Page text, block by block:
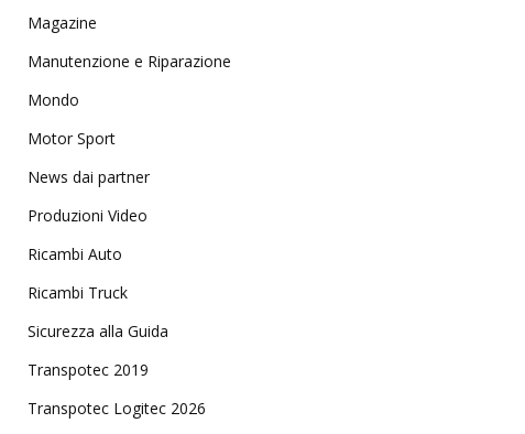
Magazine
Manutenzione e Riparazione
Mondo
Motor Sport
News dai partner
Produzioni Video
Ricambi Auto
Ricambi Truck
Sicurezza alla Guida
Transpotec 2019
Transpotec Logitec 2026